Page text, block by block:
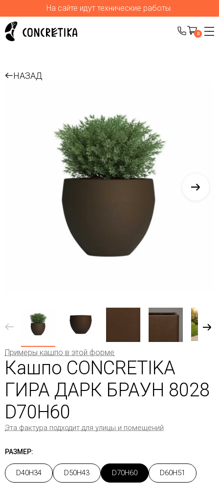
На сайте идут технические работы.
0
НАЗАД
Примеры кашпо в этой форме
Кашпо CONCRETIKA
ГИРА ДАРК БРАУН 8028
D70H60
Эта фактура подходит для улицы и помещений
РАЗМЕР:
D40H34 D50H43 D70H60 D60H51